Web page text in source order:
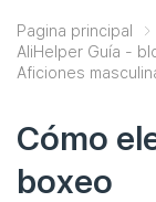
Pagina principal
AliHelper Guía -
Aficiones
Cómo
boxeo